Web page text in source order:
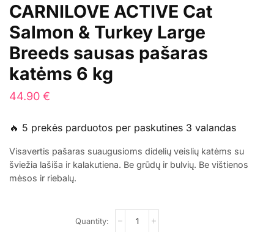
CARNILOVE ACTIVE Cat
Salmon & Turkey Large
Breeds sausas pašaras
katėms 6 kg
44.90 €
🔥 5 prekės parduotos per paskutines 3 valandas
Visavertis pašaras suaugusioms didelių veislių katėms su
šviežia lašiša ir kalakutiena. Be grūdų ir bulvių. Be vištienos
mėsos ir riebalų.